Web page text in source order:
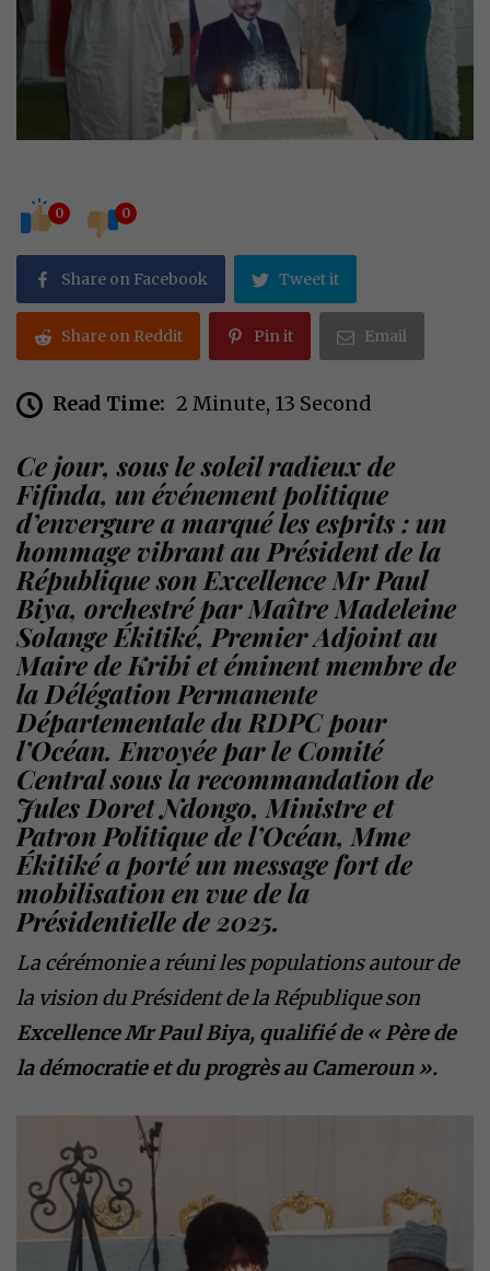
0 0
Share on Facebook Tweet it
Share on Reddit Pin it Email
Read Time: 2 Minute, 13 Second
Ce jour, sous le soleil radieux de
Fifinda, un événement politique
d’envergure a marqué les esprits : un
hommage vibrant au Président de la
République son Excellence Mr Paul
Biya, orchestré par Maître Madeleine
Solange Ékitiké, Premier Adjoint au
Maire de Kribi et éminent membre de
la Délégation Permanente
Départementale du RDPC pour
l’Océan. Envoyée par le Comité
Central sous la recommandation de
Jules Doret Ndongo, Ministre et
Patron Politique de l’Océan, Mme
Ékitiké a porté un message fort de
mobilisation en vue de la
Présidentielle de 2025.
La cérémonie a réuni les populations autour de
la vision du Président de la République son
Excellence Mr Paul Biya, qualifié de « Père de
la démocratie et du progrès au Cameroun ».